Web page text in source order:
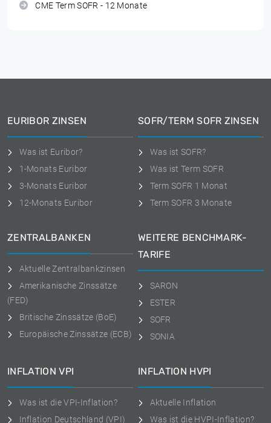
CME Term SOFR - 12 Monate
EURIBOR ZINSEN
Was ist Euribor?
1-Monats Euribor
3-Monats Euribor
12-Monats Euribor
SOFR/TERM SOFR ZINSEN
Was ist SOFR?
Was ist Term SOFR
Term SOFR 1 Monat
Term SOFR 3 Monate
ZENTRALBANKEN
Aktuelle Zentralbankzinsen
Amerikanische Zinssätze
(FED)
Britische Zinssätze (BoE)
Europäische Zinssätze (ECB)
WEITERE BENCHMARK-
TARIFE
SARON
ESTER
SOFR
SONIA
INFLATION VPI
Was ist die VPI-Inflation?
Inflation Deutschland (VPI)
INFLATION HVPI
Aktuelle Inflation
Was ist die HVPI-Inflation?